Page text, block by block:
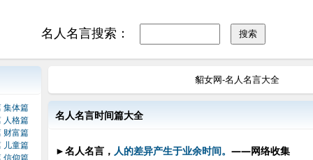
名人名言搜索：
集体篇
人格篇
财富篇
儿童篇
信仰篇
貂女网-名人名言大全
名人名言时间篇大全
►名人名言， 人的差异产生于业余时间。 ——网络收集